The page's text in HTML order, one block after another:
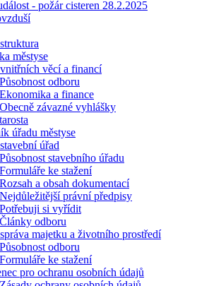
- požár cisteren 28.2.2025
městyse
věcí a financí
Působnost odboru
Ekonomika a finance
Obecně závazné vyhlášky
úřadu městyse
úřad
Působnost stavebního úřadu
Formuláře ke stažení
Rozsah a obsah dokumentací
Nejdůležitější právní předpisy
Potřebuji si vyřídit
Články odboru
majetku a životního prostředí
Působnost odboru
Formuláře ke stažení
pro ochranu osobních údajů